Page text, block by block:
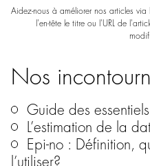
Aidez-nous à améliorer nos articles via
l'en-tête le titre ou l'URL de
Nos
Guide des
L’estimation de la
Epi-no : Définition,
l’utiliser?